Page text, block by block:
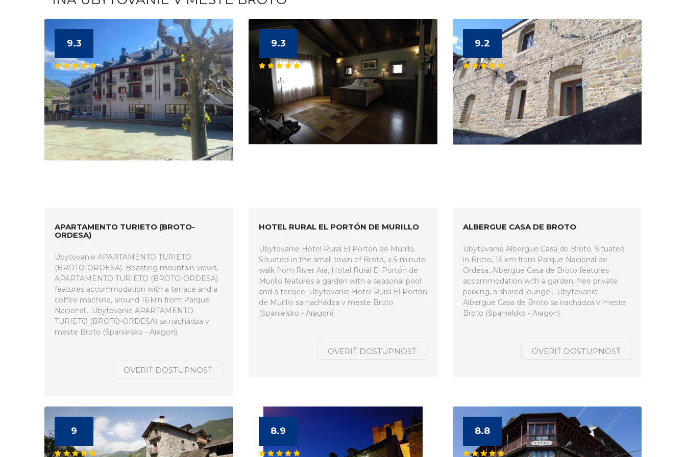
9.3
APARTAMENTO TURIETO (BROTO-
ORDESA)
Ubytovanie APARTAMENTO TURIETO
(BROTO-ORDESA). Boasting mountain views,
APARTAMENTO TURIETO (BROTO-ORDESA)
features accommodation with a terrace and a
coffee machine, around 16 km from Parque
Nacional... Ubytovanie APARTAMENTO
TURIETO (BROTO-ORDESA) sa nachádza v
meste Broto (Španielsko - Aragon).
OVERIŤ DOSTUPNOSŤ
9.3
HOTEL RURAL EL PORTÓN DE MURILLO
Ubytovanie Hotel Rural El Portón de Murillo.
Situated in the small town of Broto, a 5-minute
walk from River Ara, Hotel Rural El Portón de
Murillo features a garden with a seasonal pool
and a terrace. Ubytovanie Hotel Rural El Portón
de Murillo sa nachádza v meste Broto
(Španielsko - Aragon).
OVERIŤ DOSTUPNOSŤ
9.2
ALBERGUE CASA DE BROTO
Ubytovanie Albergue Casa de Broto. Situated
in Broto, 16 km from Parque Nacional de
Ordesa, Albergue Casa de Broto features
accommodation with a garden, free private
parking, a shared lounge... Ubytovanie
Albergue Casa de Broto sa nachádza v meste
Broto (Španielsko - Aragon).
OVERIŤ DOSTUPNOSŤ
9 8.9 8.8